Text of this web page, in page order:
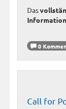
Das
0
Call for